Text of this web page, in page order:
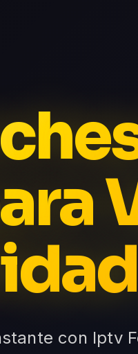
con Iptv